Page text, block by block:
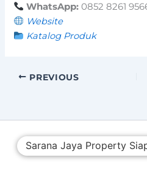
WhatsApp: 0852 8261
Website
Katalog Produk
PREVIOUS
Copyright © 2026
Sarana Jaya Property